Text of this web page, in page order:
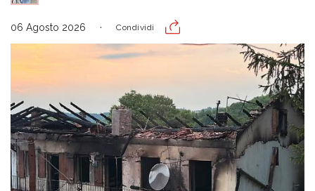
06 Agosto 2026 Condividi